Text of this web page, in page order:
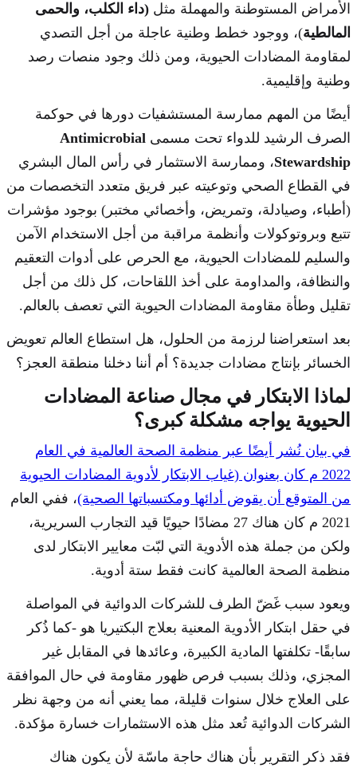
الأمراض المستوطنة والمهملة مثل (داء الكلب، والحمى
المالطية)، ووجود خطط وطنية عاجلة من أجل التصدي
لمقاومة المضادات الحيوية، ومن ذلك وجود منصات رصد
وطنية وإقليمية.
أيضًا من المهم ممارسة المستشفيات دورها في حوكمة
الصرف الرشيد للدواء تحت مسمى Antimicrobial
Stewardship، وممارسة الاستثمار في رأس المال البشري
في القطاع الصحي وتوعيته عبر فريق متعدد التخصصات من
(أطباء، وصيادلة، وتمريض، وأخصائي مختبر) بوجود مؤشرات
تتبع وبروتوكولات وأنظمة مراقبة من أجل الاستخدام الآمن
والسليم للمضادات الحيوية، مع الحرص على أدوات التعقيم
والنظافة، والمداومة على أخذ اللقاحات، كل ذلك من أجل
تقليل وطأة مقاومة المضادات الحيوية التي تعصف بالعالم.
بعد استعراضنا لرزمة من الحلول، هل استطاع العالم تعويض
الخسائر بإنتاج مضادات جديدة؟ أم أننا دخلنا منطقة العجز؟
لماذا الابتكار في مجال صناعة المضادات
الحيوية يواجه مشكلة كبرى؟
في بيان نُشر أيضًا عبر منظمة الصحة العالمية في العام
2022 م كان بعنوان (غياب الابتكار لأدوية المضادات الحيوية
من المتوقع أن يقوض أدائها ومكتسباتها الصحية)، ففي العام
2021 م كان هناك 27 مضادًا حيويًا قيد التجارب السريرية،
ولكن من جملة هذه الأدوية التي لبّت معايير الابتكار لدى
منظمة الصحة العالمية كانت فقط ستة أدوية.
ويعود سبب غَضّ الطرف للشركات الدوائية في المواصلة
في حقل ابتكار الأدوية المعنية بعلاج البكتيريا هو -كما ذُكر
سابقًا- تكلفتها المادية الكبيرة، وعائدها في المقابل غير
المجزي، وذلك بسبب فرص ظهور مقاومة في حال الموافقة
على العلاج خلال سنوات قليلة، مما يعني أنه من وجهة نظر
الشركات الدوائية تُعد مثل هذه الاستثمارات خسارة مؤكدة.
فقد ذكر التقرير بأن هناك حاجة ماسّة لأن يكون هناك